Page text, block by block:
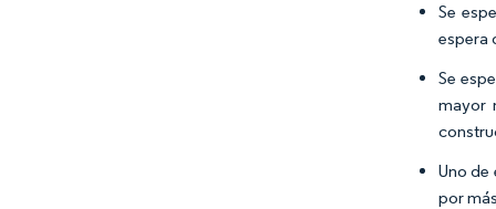
Se
espera
Se
mayor
Uno de
por